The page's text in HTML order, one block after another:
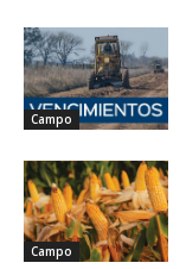
Campo
Campo